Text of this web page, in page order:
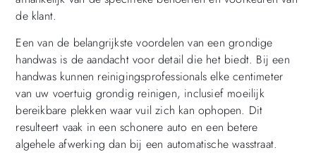
de klant.
Een van de belangrijkste voordelen van een grondige
handwas is de aandacht voor detail die het biedt. Bij een
handwas kunnen reinigingsprofessionals elke centimeter
van uw voertuig grondig reinigen, inclusief moeilijk
bereikbare plekken waar vuil zich kan ophopen. Dit
resulteert vaak in een schonere auto en een betere
algehele afwerking dan bij een automatische wasstraat.